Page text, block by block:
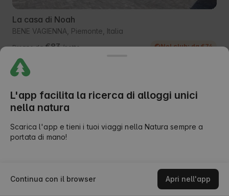
La casa di Noah
BENE VAGIENNA, Piemonte, Italia
Prezzo da€83/notte Nel club: da €74
Solo su AlohaCamp
Messaggi Il mio account
L'app facilita la ricerca di alloggi unici
nella natura
Scarica l'app e tieni i tuoi viaggi nella Natura sempre a
portata di mano!
Continua con il browser Apri nell'app